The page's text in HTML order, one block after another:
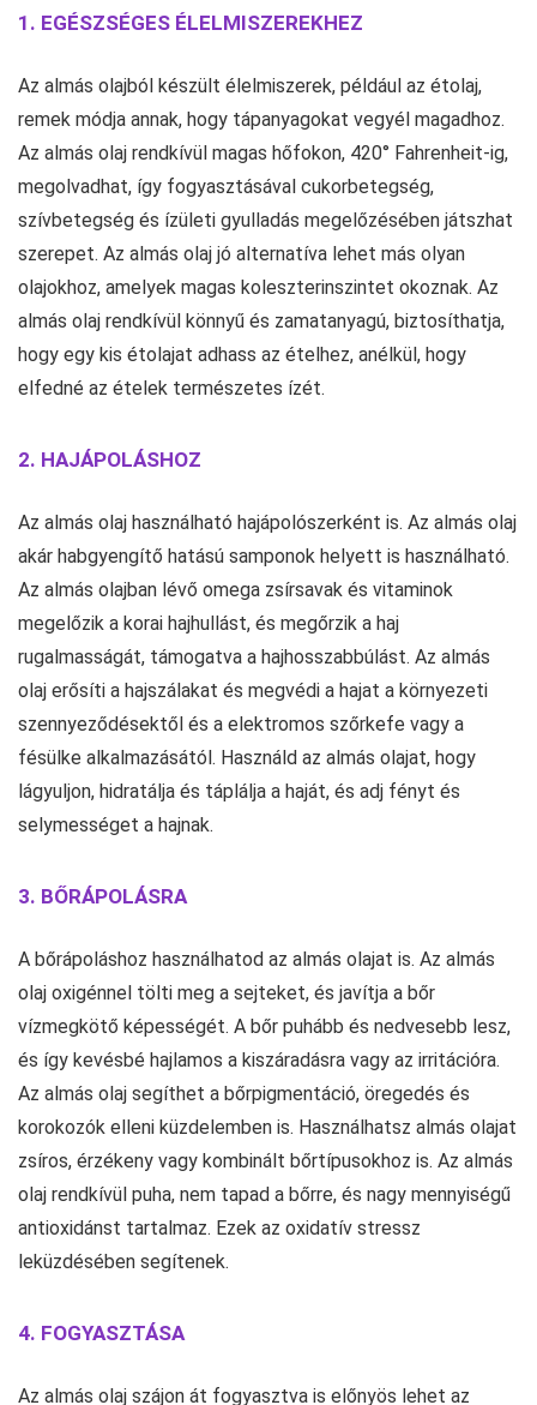
1. EGÉSZSÉGES ÉLELMISZEREKHEZ
Az almás olajból készült élelmiszerek, például az étolaj,
remek módja annak, hogy tápanyagokat vegyél magadhoz.
Az almás olaj rendkívül magas hőfokon, 420° Fahrenheit-ig,
megolvadhat, így fogyasztásával cukorbetegség,
szívbetegség és ízületi gyulladás megelőzésében játszhat
szerepet. Az almás olaj jó alternatíva lehet más olyan
olajokhoz, amelyek magas koleszterinszintet okoznak. Az
almás olaj rendkívül könnyű és zamatanyagú, biztosíthatja,
hogy egy kis étolajat adhass az ételhez, anélkül, hogy
elfedné az ételek természetes ízét.
2. HAJÁPOLÁSHOZ
Az almás olaj használható hajápolószerként is. Az almás olaj
akár habgyengítő hatású samponok helyett is használható.
Az almás olajban lévő omega zsírsavak és vitaminok
megelőzik a korai hajhullást, és megőrzik a haj
rugalmasságát, támogatva a hajhosszabbúlást. Az almás
olaj erősíti a hajszálakat és megvédi a hajat a környezeti
szennyeződésektől és a elektromos szőrkefe vagy a
fésülke alkalmazásától. Használd az almás olajat, hogy
lágyuljon, hidratálja és táplálja a haját, és adj fényt és
selymességet a hajnak.
3. BŐRÁPOLÁSRA
A bőrápoláshoz használhatod az almás olajat is. Az almás
olaj oxigénnel tölti meg a sejteket, és javítja a bőr
vízmegkötő képességét. A bőr puhább és nedvesebb lesz,
és így kevésbé hajlamos a kiszáradásra vagy az irritációra.
Az almás olaj segíthet a bőrpigmentáció, öregedés és
korokozók elleni küzdelemben is. Használhatsz almás olajat
zsíros, érzékeny vagy kombinált bőrtípusokhoz is. Az almás
olaj rendkívül puha, nem tapad a bőrre, és nagy mennyiségű
antioxidánst tartalmaz. Ezek az oxidatív stressz
leküzdésében segítenek.
4. FOGYASZTÁSA
Az almás olaj szájon át fogyasztva is előnyös lehet az